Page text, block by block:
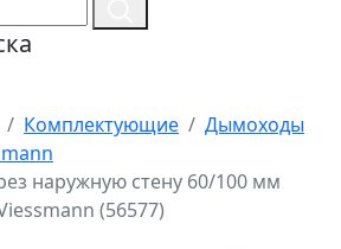
Комплектующие
Дымоходы
наружную стену 60/100 мм
(56577)